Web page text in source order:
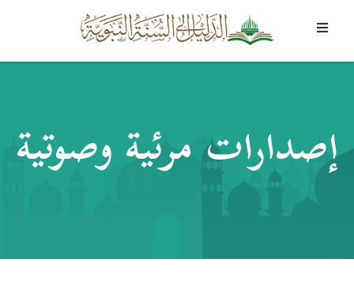
إصدارات مرئية وصوتية